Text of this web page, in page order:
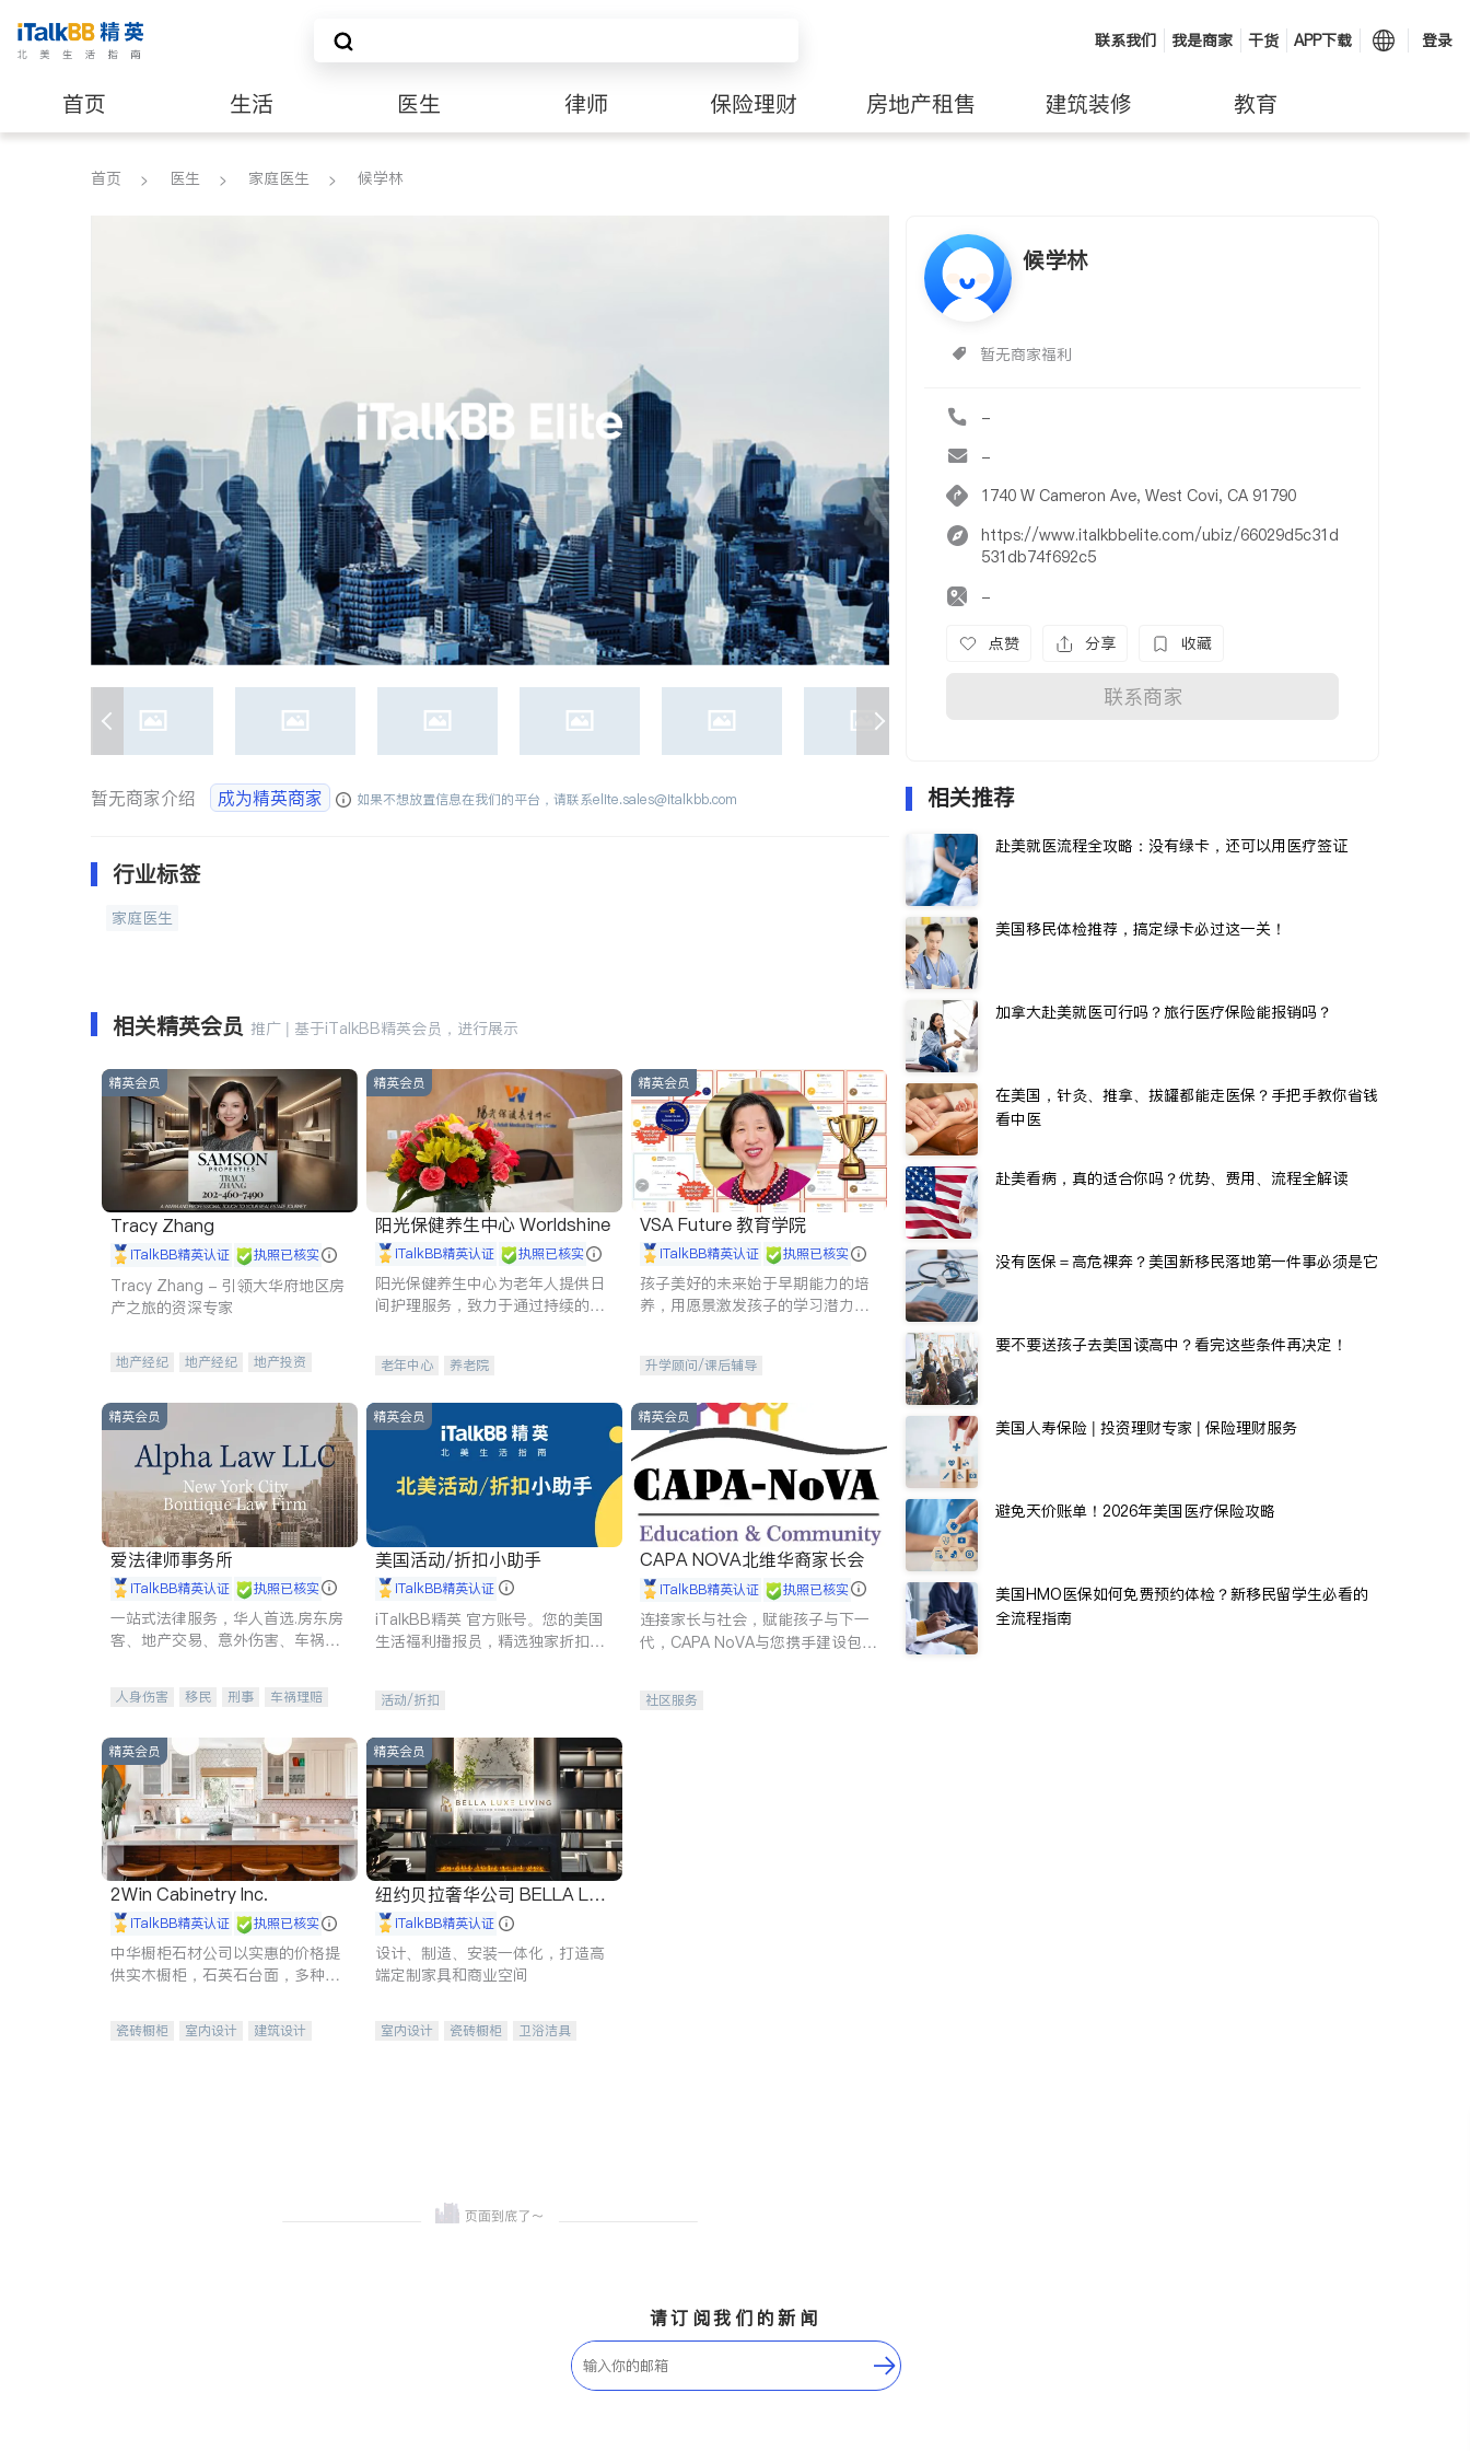
联系我们 我是商家 干货 APP下载 登录
首页 生活 医生 律师 保险理财 房地产租售 建筑装修 教育
养老 非盈利组织
首页 医生 家庭医生 候学林
候学林
暂无商家福利
-
-
1740 W Cameron Ave, West Covi, CA 91790
https://www.italkbbelite.com/ubiz/66029d5c31d
531db74f692c5
-
点赞 分享 收藏
联系商家
暂无商家介绍 成为精英商家 如果不想放置信息在我们的平台，请联系elite.sales@italkbb.com
行业标签
家庭医生
相关精英会员 推广 | 基于iTalkBB精英会员，进行展示
精英会员
Tracy Zhang
iTalkBB精英认证 执照已核实
Tracy Zhang - 引领大华府地区房
产之旅的资深专家
地产经纪 地产经纪
地产投资
精英会员
阳光保健养生中心 Worldshine
iTalkBB精英认证 执照已核实
阳光保健养生中心为老年人提供日
间护理服务，致力于通过持续的护
老年中心 养老院
精英会员
VSA Future 教育学院
iTalkBB精英认证 执照已核实
孩子美好的未来始于早期能力的培
养，用愿景激发孩子的学习潜力和
升学顾问/课后辅导
精英会员
爱法律师事务所
iTalkBB精英认证 执照已核实
一站式法律服务，华人首选.房东房
客、地产交易、意外伤害、车祸重
人身伤害 移民 刑事
车祸理赔
商标注册
索赔 律师-其它 保释
精英会员
美国活动/折扣小助手
iTalkBB精英认证
iTalkBB精英 官方账号。您的美国
生活福利播报员，精选独家折扣、
活动/折扣
精英会员
CAPA NOVA北维华裔家长会
iTalkBB精英认证 执照已核实
连接家长与社会，赋能孩子与下一
代，CAPA NoVA与您携手建设包
社区服务
精英会员
2Win Cabinetry Inc.
iTalkBB精英认证 执照已核实
中华橱柜石材公司以实惠的价格提
供实木橱柜，石英石台面，多种优
机。品质厨房，家的选择。
瓷砖橱柜 室内设计
建筑设计
精英会员
纽约贝拉奢华公司 BELLA LUX
E iTalkBB精英认证
设计、制造、安装一体化，打造高
端定制家具和商业空间
室内设计 瓷砖橱柜
卫浴洁具
相关推荐
赴美就医流程全攻略：没有绿卡，还可以用医疗签证
美国移民体检推荐，搞定绿卡必过这一关！
加拿大赴美就医可行吗？旅行医疗保险能报销吗？
在美国，针灸、推拿、拔罐都能走医保？手把手教你省钱
看中医
赴美看病，真的适合你吗？优势、费用、流程全解读
没有医保＝高危裸奔？美国新移民落地第一件事必须是它
要不要送孩子去美国读高中？看完这些条件再决定！
美国人寿保险 | 投资理财专家 | 保险理财服务
避免天价账单！2026年美国医疗保险攻略
美国HMO医保如何免费预约体检？新移民留学生必看的
全流程指南
请订阅我们的新闻